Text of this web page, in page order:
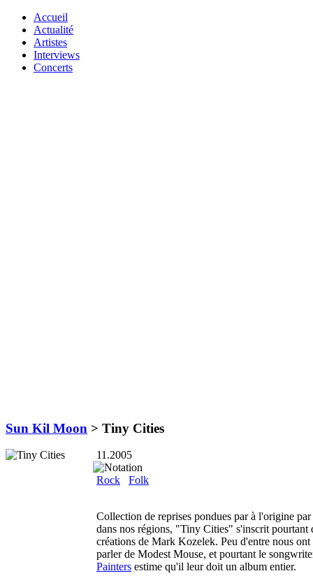
Accueil
Actualité
Artistes
Interviews
Concerts
Sun Kil Moon > Tiny Cities
11.2005
Rock Folk
Collection de reprises pondues par à l'origine
dans nos régions, "Tiny Cities" s'inscrit pourtant
créations de Mark Kozelek. Peu d'entre nous
parler de Modest Mouse, et pourtant le
Painters estime qu'il leur doit un album entier.